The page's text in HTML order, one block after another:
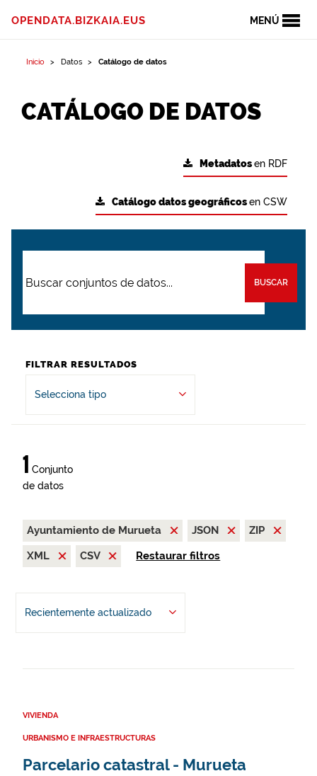
MENÚ
OPENDATA.BIZKAIA.EUS
Inicio Datos Catálogo de datos
CATÁLOGO DE DATOS
Metadatosen RDF
Catálogo datos geográficosen CSW
BUSCAR
FILTRAR RESULTADOS
Selecciona tipo
1 Conjunto
de datos
Ayuntamiento de Murueta JSON
ZIP
XML
CSV Restaurar filtros
Recientemente actualizado
VIVIENDA
URBANISMO E INFRAESTRUCTURAS
Parcelario catastral - Murueta